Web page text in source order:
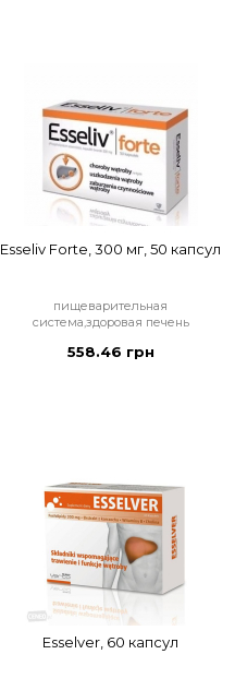
Esseliv Forte, 300 мг, 50 капсул
пищеварительная
система,здоровая печень
558.46 грн
Esselver, 60 капсул